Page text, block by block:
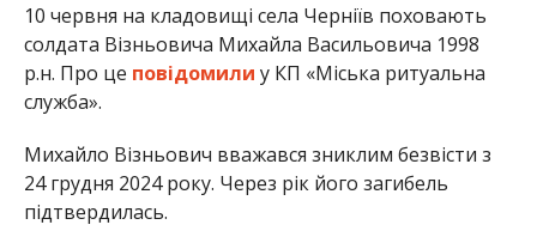
10 червня на кладовищі села Черніїв поховають
солдата Візньовича Михайла Васильовича 1998
р.н. Про це повідомили у КП «Міська ритуальна
служба».
Михайло Візньович вважався зниклим безвісти з
24 грудня 2024 року. Через рік його загибель
підтвердилась.